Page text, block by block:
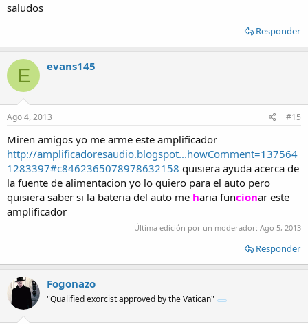
saludos
Responder
E evans145
Ago 4, 2013 #15
Miren amigos yo me arme este amplificador
http://amplificadoresaudio.blogspot...howComment=137564
1283397#c8462365078978632158 quisiera ayuda acerca de
la fuente de alimentacion yo lo quiero para el auto pero
quisiera saber si la bateria del auto me haria funcionar este
amplificador
Última edición por un moderador: Ago 5, 2013
Responder
Fogonazo
"Qualified exorcist approved by the Vatican"